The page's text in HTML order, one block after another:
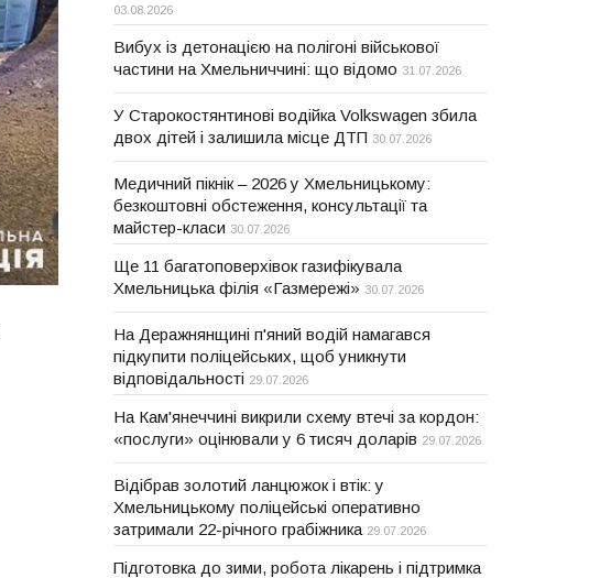
03.08.2026
Вибух із детонацією на полігоні військової
частини на Хмельниччині: що відомо 31.07.2026
У Старокостянтинові водійка Volkswagen збила
двох дітей і залишила місце ДТП 30.07.2026
Медичний пікнік – 2026 у Хмельницькому:
безкоштовні обстеження, консультації та
майстер-класи 30.07.2026
Ще 11 багатоповерхівок газифікувала
Хмельницька філія «Газмережі» 30.07.2026
На Деражнянщині п'яний водій намагався
підкупити поліцейських, щоб уникнути
відповідальності 29.07.2026
На Кам'янеччині викрили схему втечі за кордон:
«послуги» оцінювали у 6 тисяч доларів 29.07.2026
Відібрав золотий ланцюжок і втік: у
Хмельницькому поліцейські оперативно
затримали 22-річного грабіжника 29.07.2026
Підготовка до зими, робота лікарень і підтримка